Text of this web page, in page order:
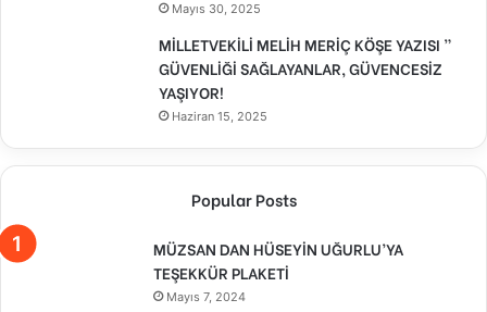
Mayıs 30, 2025
MİLLETVEKİLİ MELİH MERİÇ KÖŞE YAZISI ”
GÜVENLİĞİ SAĞLAYANLAR, GÜVENCESİZ
YAŞIYOR!
Haziran 15, 2025
Popular Posts
MÜZSAN DAN HÜSEYİN UĞURLU’YA
TEŞEKKÜR PLAKETİ
Mayıs 7, 2024